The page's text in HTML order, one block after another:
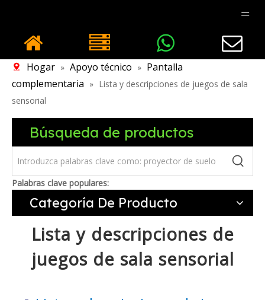
Hogar » Apoyo técnico » Pantalla
complementaria » Lista y descripciones de juegos de sala
sensorial
Búsqueda de productos
Palabras clave populares:
Categoría De Producto
Lista y descripciones de
juegos de sala sensorial